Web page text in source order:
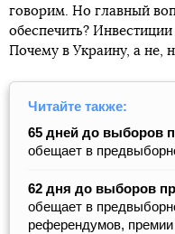
говорим. Но главный
обеспечить?
Почему в Украину, а не,
Читайте также:
65 дней до выборов
обещает в
62 дня до выборов
обещает в
референдумов, премии